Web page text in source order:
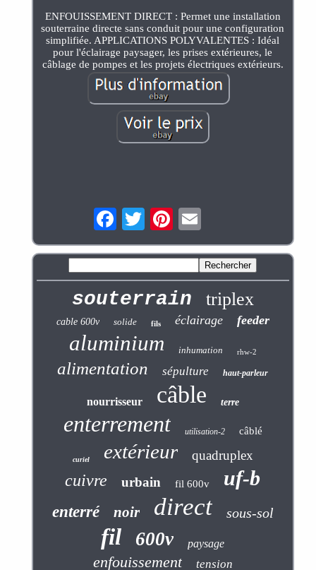
ENFOUISSEMENT DIRECT : Permet une installation
souterraine directe sans conduit pour une configuration
simplifiée. APPLICATIONS POLYVALENTES : Idéal
pour l'éclairage paysager, les prises extérieures, le
câblage de pompes et les projets électriques extérieurs.
souterrain triplex
cable 600v solide fils éclairage feeder
aluminium inhumation rhw-2
alimentation sépulture haut-parleur
nourrisseur câble terre
enterrement utilisation-2 câblé
curiel extérieur quadruplex
cuivre urbain fil 600v uf-b
enterré noir direct sous-sol
fil 600v paysage
enfouissement tension